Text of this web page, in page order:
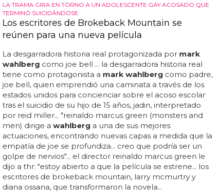
LA TRAMA GIRA EN TORNO A UN ADOLESCENTE GAY ACOSADO QUE
TERMINÓ SUICIDÁNDOSE
Los escritores de Brokeback Mountain se
reúnen para una nueva película
La desgarradora historia real protagonizada por mark
wahlberg como joe bell ... la desgarradora historia real
tiene como protagonista a mark wahlberg como padre,
joe bell, quien emprendió una caminata a través de los
estados unidos para concienciar sobre el acoso escolar
tras el suicidio de su hijo de 15 años, jadin, interpretado
por reid miller... "reinaldo marcus green (monsters and
men) dirige a wahlberg a una de sus mejores
actuaciones, encontrando nuevas capas a medida que la
empatía de joe se profundiza... creo que podría ser un
golpe de nervios"... el director reinaldo marcus green le
dijo a thr: "estoy abierto a que la película se estrene... los
escritores de brokeback mountain, larry mcmurtry y
diana ossana, que transformaron la novela...